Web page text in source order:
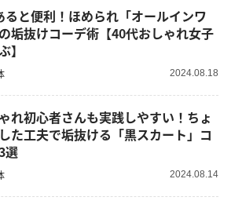
ると便利！ほめられ「オールインワ
垢抜けコーデ術【40代おしゃれ女子
】
2024.08.18
れ初心者さんも実践しやすい！ちょ
た工夫で垢抜ける「黒スカート」コ
選
2024.08.14